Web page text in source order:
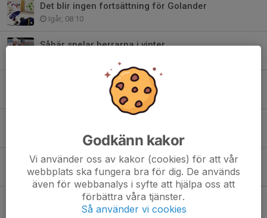
Det blir ingen fortsättning för Golander
Igår, 08:10
Såhär spelar herrarna i vinter
Va med och vinn i Sommarpotten
29 jun, 14:20
Dags att anmäla sig till årets sommarläger
28 jun, 16:46
Några ord från årsmötet
24 jun, 16:11
Godkänn kakor
Vi använder oss av kakor (cookies) för att vår
webbplats ska fungera bra för dig. De används
även för webbanalys i syfte att hjälpa oss att
förbättra våra tjänster.
Så använder vi cookies